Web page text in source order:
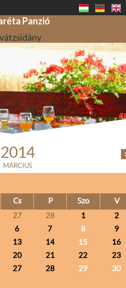
Panzió
2014
MÁRCIUS
Cs P Szo
V
27 28 1
2
6 7 8
9
13 14 15
16
20 21 22
23
27 28 29
30